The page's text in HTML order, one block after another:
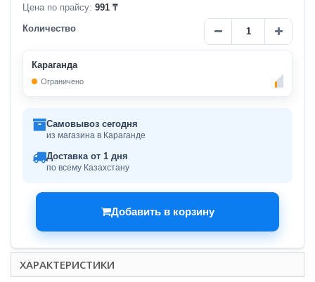
Цена по прайсу: 991 ₸
Количество
Караганда
Ограничено
Самовывоз сегодня
из магазина в Караганде
Доставка от 1 дня
по всему Казахстану
Добавить в корзину
ХАРАКТЕРИСТИКИ